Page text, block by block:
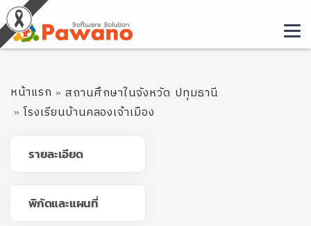
หน้าแรก
สถานศึกษาในจังหวัด ปทุมธานี
โรงเรียนบ้านคลองเจ้าเมือง
รายละเอียด
พิกัดและแผนที่